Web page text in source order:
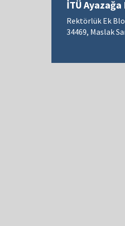
İTÜ
Rektörlük Ek
34469, Maslak